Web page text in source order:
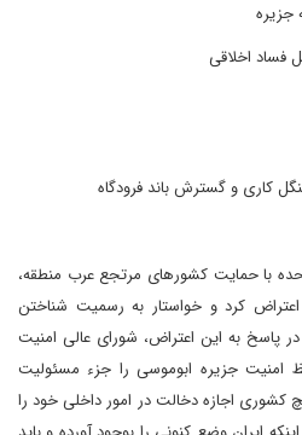
فساد اخلاقی
کاری و گسترش باند فرودگاه
با حمایت کشورهای مرتجع عرب منطقه،
اعتراض کرد و خواستار به رسمیت شناختن
پاسخ به این اعتراض، شورای عالی امنیت
امنیت جزیره ابوموسی را جزء مسئولیت
کشوری اجازه دخالت در امور داخلی خود را